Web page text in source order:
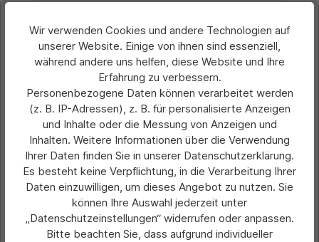
Durchschnittliche Bewertung von 0 von 5 Sternen
Dokumentenhülle für DIN A4, 23 x 30,5
cm
Wir verwenden Cookies und andere Technologien auf
unserer Website. Einige von ihnen sind essenziell,
während andere uns helfen, diese Website und Ihre
Erfahrung zu verbessern.
Personenbezogene Daten können verarbeitet werden
(z. B. IP-Adressen), z. B. für personalisierte Anzeigen
und Inhalte oder die Messung von Anzeigen und
Inhalten. Weitere Informationen über die Verwendung
Ihrer Daten finden Sie in unserer Datenschutzerklärung.
Es besteht keine Verpflichtung, in die Verarbeitung Ihrer
Daten einzuwilligen, um dieses Angebot zu nutzen. Sie
können Ihre Auswahl jederzeit unter
„Datenschutzeinstellungen“ widerrufen oder anpassen.
Bitte beachten Sie, dass aufgrund individueller